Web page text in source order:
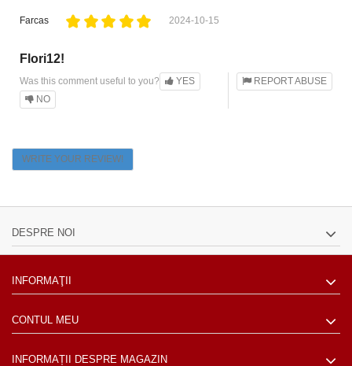
Farcas 2024-10-15
Flori12!
Was this comment useful to you?
YES
NO
REPORT ABUSE
WRITE YOUR REVIEW!
DESPRE NOI
INFORMAŢII
CONTUL MEU
INFORMAȚII DESPRE MAGAZIN